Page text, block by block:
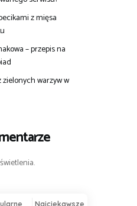
z mięsa
– przepis na
warzyw w
Najciekawsze